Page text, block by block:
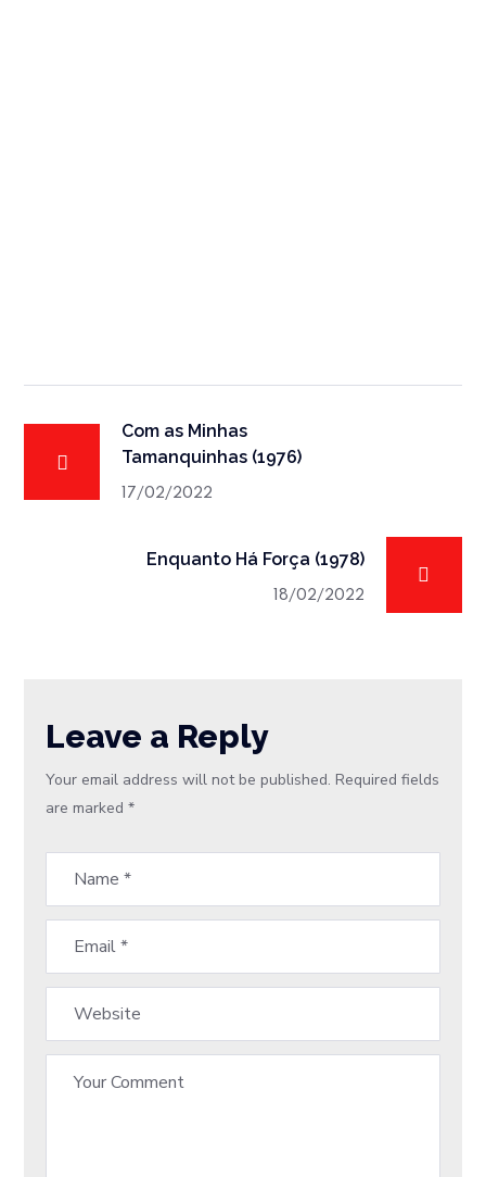
Com as Minhas
Tamanquinhas (1976)
17/02/2022
Enquanto Há Força (1978)
18/02/2022
Leave a Reply
Your email address will not be published. Required fields
are marked*